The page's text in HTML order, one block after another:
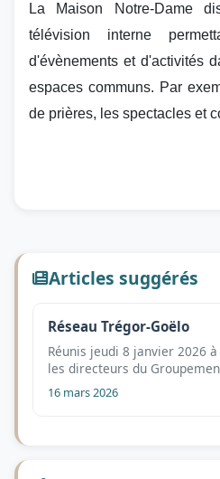
La Maison Notre-Dame
télévision interne
d'évènements et d'activités
espaces communs. Par
de prières, les spectacles et
Articles suggérés
Réseau Trégor-Goëlo
Réunis jeudi 8 janvier 2026 à
les directeurs du
16 mars 2026